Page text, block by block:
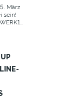
März
sein!